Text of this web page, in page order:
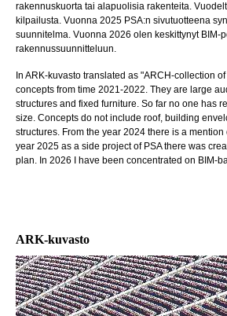
rakennuskuorta tai alapuolisia rakenteita.
kilpailusta. Vuonna 2025 PSA:n sivutuotteena
suunnitelma. Vuonna 2026 olen keskittynyt BIM-
rakennussuunnitteluun.
In ARK-kuvasto translated as "ARCH-collection
concepts from time 2021-2022. They are large
structures and fixed furniture. So far no one has
size. Concepts do not include roof, building
structures. From the year 2024 there is a mention
year 2025 as a side project of PSA there was
plan. In 2026 I have been concentrated on BIM-
ARK-kuvasto